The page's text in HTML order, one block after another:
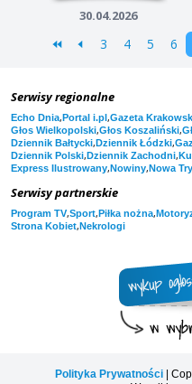
30.04.2026
3 4 5 6
Serwisy regionalne
Echo Dnia,Portal i.pl,Gazeta
Głos Wielkopolski,Głos Koszaliński,
Dziennik Bałtycki,Dziennik Łódzki,
Dziennik Polski,Dziennik Zachodni,
Express Ilustrowany,Nowiny,Nowa
Serwisy partnerskie
Program TV,Sport,Piłka nożna,
Strona Kobiet,Nekrologi
Polityka Prywatności |